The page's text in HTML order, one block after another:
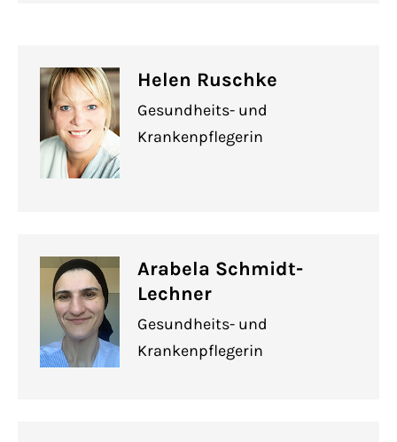
Helen Ruschke
Gesundheits- und
Krankenpflegerin
Arabela Schmidt-
Lechner
Gesundheits- und
Krankenpflegerin